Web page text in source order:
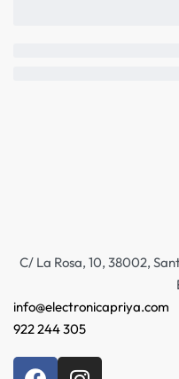
C/ La Rosa, 10, 38002,
info@electronicapriya.com
922 244 305